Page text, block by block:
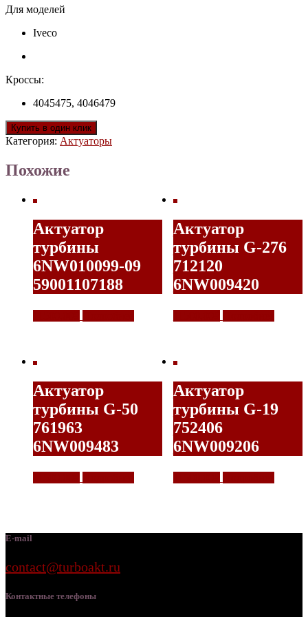
Для моделей
Iveco
Кроссы:
4045475, 4046479
Купить в один клик
Категория: Актуаторы
Похожие
Актуатор
турбины
6NW010099-09
59001107188
Актуатор
турбины G-276
712120
6NW009420
Актуатор
турбины G-50
761963
6NW009483
Актуатор
турбины G-19
752406
6NW009206
E-mail
contact@turboakt.ru
Контактные телефоны